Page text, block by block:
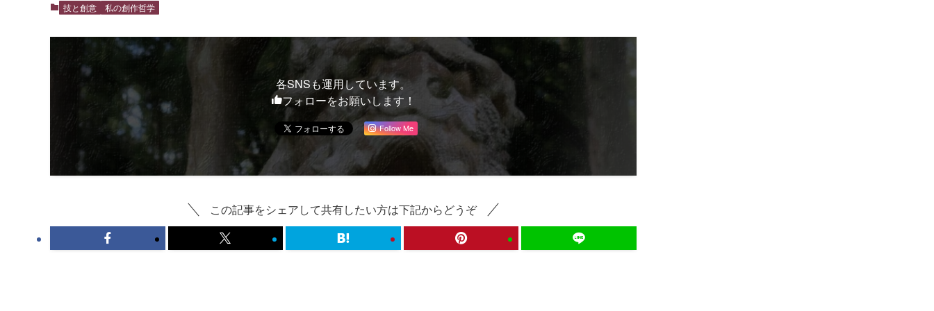
技と創意 私の創作哲学
各SNSも運用しています。
フォローをお願いします！
Follow Me
この記事をシェアして共有したい方は下記からどうぞ